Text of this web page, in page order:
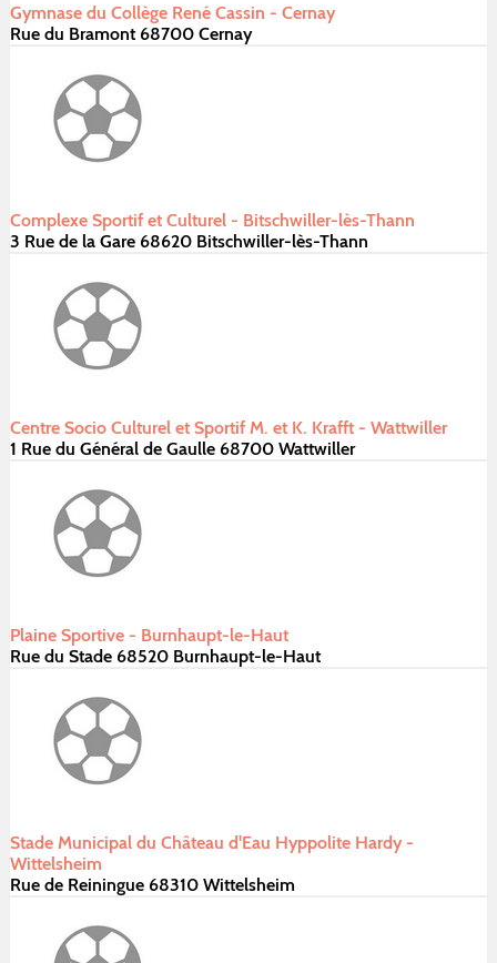
Gymnase du Collège René Cassin - Cernay
Rue du Bramont 68700 Cernay
Complexe Sportif et Culturel - Bitschwiller-lès-Thann
3 Rue de la Gare 68620 Bitschwiller-lès-Thann
Centre Socio Culturel et Sportif M. et K. Krafft - Wattwiller
1 Rue du Général de Gaulle 68700 Wattwiller
Plaine Sportive - Burnhaupt-le-Haut
Rue du Stade 68520 Burnhaupt-le-Haut
Stade Municipal du Château d'Eau Hyppolite Hardy -
Wittelsheim
Rue de Reiningue 68310 Wittelsheim